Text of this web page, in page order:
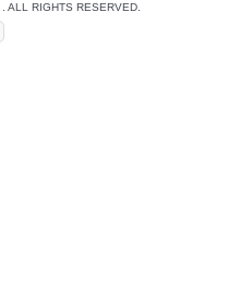
. ALL RIGHTS RESERVED.